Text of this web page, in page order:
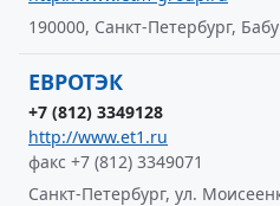
190000, Санкт-Петербург,
ЕВРОТЭК
+7 (812) 3349128
http://www.et1.ru
факс +7 (812) 3349071
Санкт-Петербург, ул.